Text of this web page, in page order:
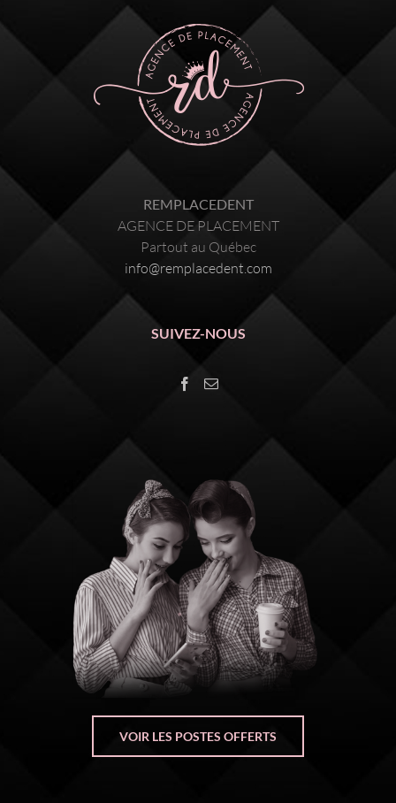
REMPLACEDENT
AGENCE DE PLACEMENT
Partout au Québec
info@remplacedent.com
SUIVEZ-NOUS
VOIR LES POSTES OFFERTS